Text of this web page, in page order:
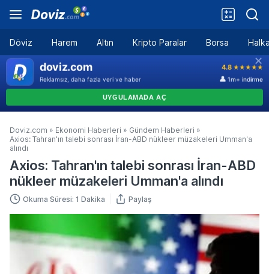
Döviz Harem Altın Kripto Paralar Borsa
Doviz.com » Ekonomi Haberleri » Gündem Haberleri »
Axios: Tahran'ın talebi sonrası İran-ABD nükleer müzakeleri Umman'a
alındı
Axios: Tahran'ın talebi sonrası İran-ABD
nükleer müzakeleri Umman'a alındı
Okuma Süresi: 1 Dakika Paylaş